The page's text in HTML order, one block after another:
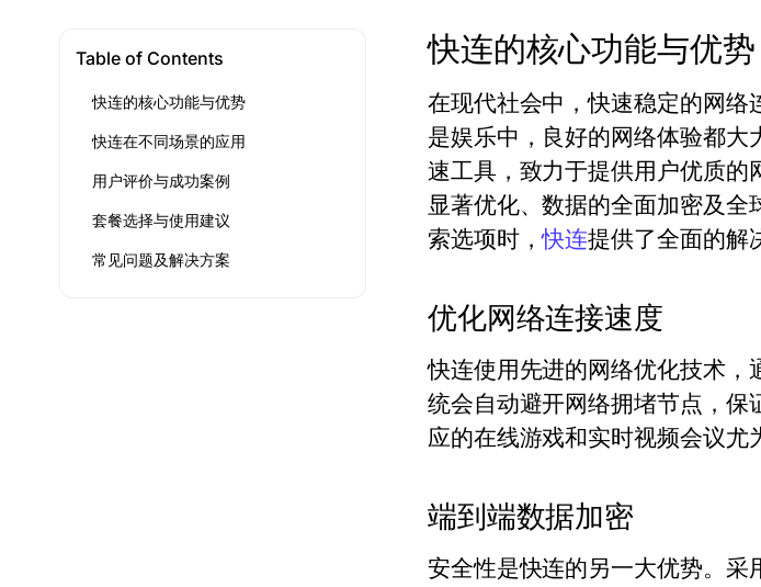
Table of Contents
快连的核心功能与优势
快连在不同场景的应用
用户评价与成功案例
套餐选择与使用建议
常见问题及解决方案
快连的核心功能与优势
在现代社会中，快速稳定的网络
是娱乐中，良好的网络体验都
速工具，致力于提供用户优质的
显著优化、数据的全面加密及
索选项时，快连提供了全面的解
优化网络连接速度
快连使用先进的网络优化技术，
统会自动避开网络拥堵节点，保
应的在线游戏和实时视频会议尤
端到端数据加密
安全性是快连的另一大优势。